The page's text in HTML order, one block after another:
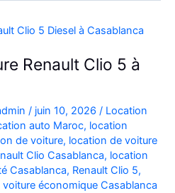
Renault Clio 5 à
/ juin 10, 2026 / Location
auto Maroc, location
de voiture, location de voiture
Clio Casablanca, location
Casablanca, Renault Clio 5,
voiture économique Casablanca